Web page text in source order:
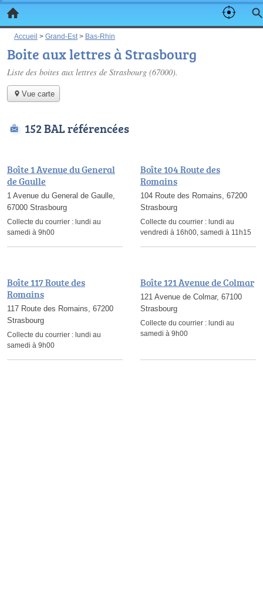
Accueil > Grand-Est > Bas-Rhin
Boite aux lettres à Strasbourg
Liste des boites aux lettres de Strasbourg (67000).
Vue carte
152 BAL référencées
Boîte 1 Avenue du General
de Gaulle
1 Avenue du General de Gaulle,
67000 Strasbourg
Collecte du courrier : lundi au
samedi à 9h00
Boîte 104 Route des
Romains
104 Route des Romains, 67200
Strasbourg
Collecte du courrier : lundi au
vendredi à 16h00, samedi à 11h15
Boîte 117 Route des
Romains
117 Route des Romains, 67200
Strasbourg
Collecte du courrier : lundi au
samedi à 9h00
Boîte 121 Avenue de Colmar
121 Avenue de Colmar, 67100
Strasbourg
Collecte du courrier : lundi au
samedi à 9h00